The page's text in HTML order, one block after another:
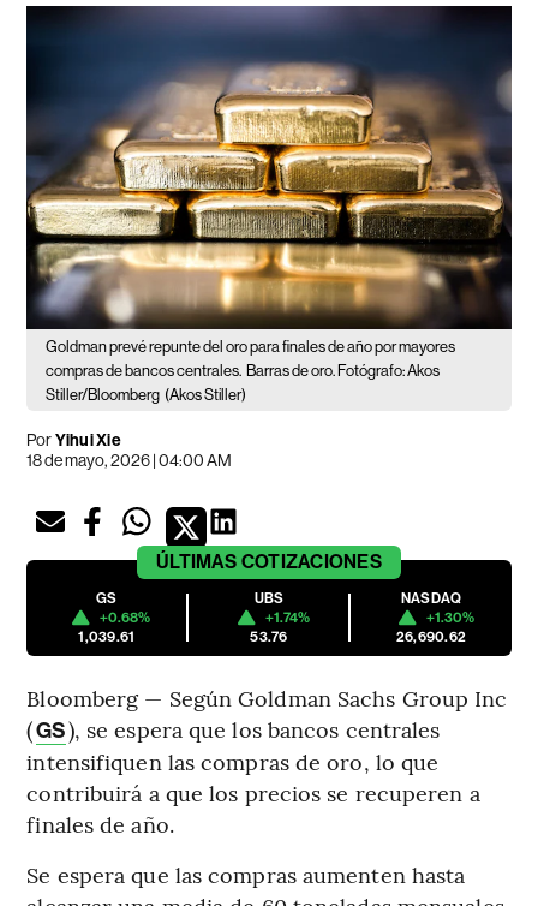
Goldman prevé repunte del oro para finales de año por mayores
compras de bancos centrales. Barras de oro. Fotógrafo: Akos
Stiller/Bloomberg (Akos Stiller)
PorYihui Xie
18 de mayo, 2026 | 04:00 AM
ÚLTIMAS COTIZACIONES
GS
+0.68%
1,039.61
UBS
+1.74%
53.76
NASDAQ
+1.30%
26,690.62
Bloomberg — Según Goldman Sachs Group Inc
(GS), se espera que los bancos centrales
intensifiquen las compras de oro, lo que
contribuirá a que los precios se recuperen a
finales de año.
Se espera que las compras aumenten hasta